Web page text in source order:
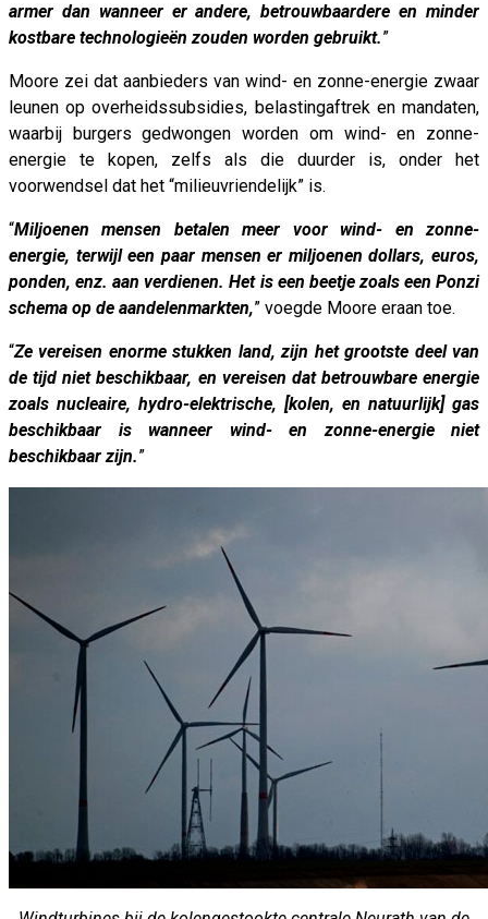
armer dan wanneer er andere, betrouwbaardere en minder
kostbare technologieën zouden worden gebruikt.”
Moore zei dat aanbieders van wind- en zonne-energie zwaar
leunen op overheidssubsidies, belastingaftrek en mandaten,
waarbij burgers gedwongen worden om wind- en zonne-
energie te kopen, zelfs als die duurder is, onder het
voorwendsel dat het “milieuvriendelijk” is.
“Miljoenen mensen betalen meer voor wind- en zonne-
energie, terwijl een paar mensen er miljoenen dollars, euros,
ponden, enz. aan verdienen. Het is een beetje zoals een Ponzi
schema op de aandelenmarkten,” voegde Moore eraan toe.
“Ze vereisen enorme stukken land, zijn het grootste deel van
de tijd niet beschikbaar, en vereisen dat betrouwbare energie
zoals nucleaire, hydro-elektrische, [kolen, en natuurlijk] gas
beschikbaar is wanneer wind- en zonne-energie niet
beschikbaar zijn.”